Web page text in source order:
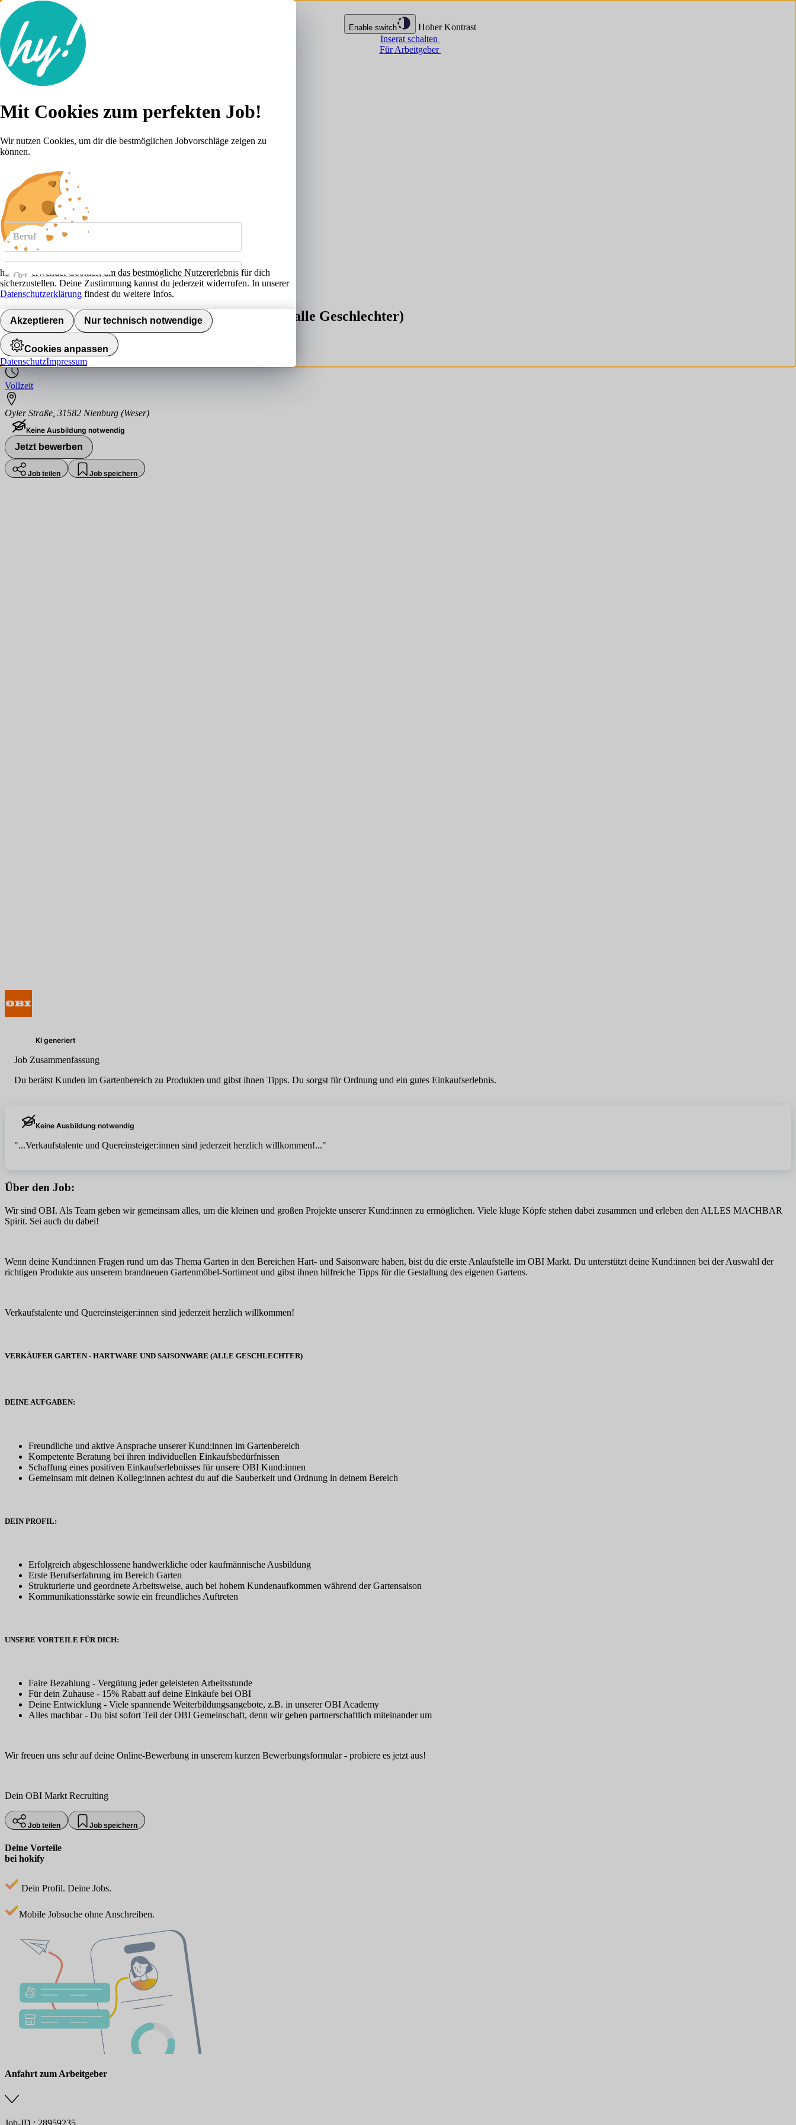
Enable switch
Hoher Kontrast
Inserat schalten
Für Arbeitgeber
Lebenslauf
Jobs anzeigen
Beruf
Ort
Jobs finden
Verkäufer Garten - Hartware und Saisonware (alle Geschlechter)
OBI
Vollzeit
Oyler Straße 31582 Nienburg (Weser)
Keine Ausbildung notwendig
Jetzt bewerben
Job teilen Job speichern
KI generiert
Job Zusammenfassung
Du berätst Kunden im Gartenbereich zu Produkten und gibst ihnen Tipps. Du sorgst für Ordnung und ein gutes Einkaufserlebnis.
Keine Ausbildung notwendig
"...Verkaufstalente und Quereinsteiger:innen sind jederzeit herzlich willkommen!..."
Über den Job:
Wir sind OBI. Als Team geben wir gemeinsam alles, um die kleinen und großen Projekte unserer Kund:innen zu ermöglichen. Viele kluge Köpfe stehen dabei zusammen und erleben den ALLES MACHBAR
Spirit. Sei auch du dabei!
Wenn deine Kund:innen Fragen rund um das Thema Garten in den Bereichen Hart- und Saisonware haben, bist du die erste Anlaufstelle im OBI Markt. Du unterstützt deine Kund:innen bei der Auswahl der
richtigen Produkte aus unserem brandneuen Gartenmöbel-Sortiment und gibst ihnen hilfreiche Tipps für die Gestaltung des eigenen Gartens.
Verkaufstalente und Quereinsteiger:innen sind jederzeit herzlich willkommen!
VERKÄUFER GARTEN - HARTWARE UND SAISONWARE (ALLE GESCHLECHTER)
DEINE AUFGABEN:
Freundliche und aktive Ansprache unserer Kund:innen im Gartenbereich
Kompetente Beratung bei ihren individuellen Einkaufsbedürfnissen
Schaffung eines positiven Einkaufserlebnisses für unsere OBI Kund:innen
Gemeinsam mit deinen Kolleg:innen achtest du auf die Sauberkeit und Ordnung in deinem Bereich
DEIN PROFIL:
Erfolgreich abgeschlossene handwerkliche oder kaufmännische Ausbildung
Erste Berufserfahrung im Bereich Garten
Strukturierte und geordnete Arbeitsweise, auch bei hohem Kundenaufkommen während der Gartensaison
Kommunikationsstärke sowie ein freundliches Auftreten
UNSERE VORTEILE FÜR DICH:
Faire Bezahlung - Vergütung jeder geleisteten Arbeitsstunde
Für dein Zuhause - 15% Rabatt auf deine Einkäufe bei OBI
Deine Entwicklung - Viele spannende Weiterbildungsangebote, z.B. in unserer OBI Academy
Alles machbar - Du bist sofort Teil der OBI Gemeinschaft, denn wir gehen partnerschaftlich miteinander um
Wir freuen uns sehr auf deine Online-Bewerbung in unserem kurzen Bewerbungsformular - probiere es jetzt aus!
Dein OBI Markt Recruiting
Job teilen Job speichern
Deine Vorteile
bei hokify
Dein Profil. Deine Jobs.
Mobile Jobsuche ohne Anschreiben.
Anfahrt zum Arbeitgeber
Mit Cookies zum perfekten Job!
Wir nutzen Cookies, um dir die bestmöglichen Jobvorschläge zeigen zu
können.
hokify verwendet Cookies, um das bestmögliche Nutzererlebnis für dich
sicherzustellen. Deine Zustimmung kannst du jederzeit widerrufen. In unserer
Datenschutzerklärung findest du weitere Infos.
Akzeptieren Nur technisch notwendige
Cookies anpassen
DatenschutzImpressum